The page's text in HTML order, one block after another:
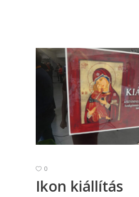
0
Ikon kiállítás